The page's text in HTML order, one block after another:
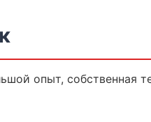
опыт, собственная